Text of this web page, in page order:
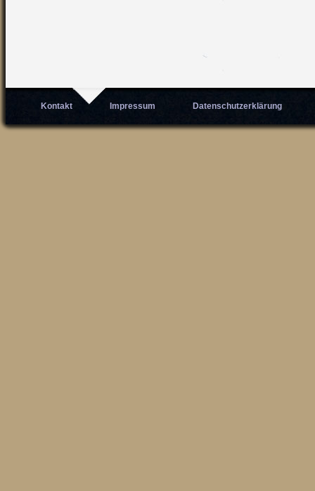
Kontakt Impressum Datenschutzerklärung